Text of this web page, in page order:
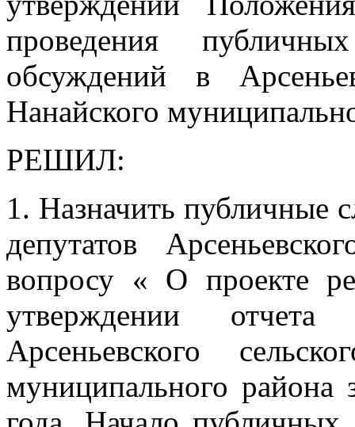
проведения
обсуждений в
Нанайского
РЕШИЛ:
1. Назначить публичные
депутатов
вопросу « О проекте
утверждении
Арсеньевского
муниципального